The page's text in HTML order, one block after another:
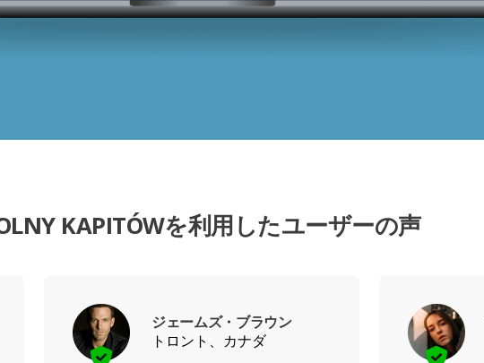
KAPITÓWを利用したユーザーの声
ジェームズ・ブラウン
トロント、カナダ